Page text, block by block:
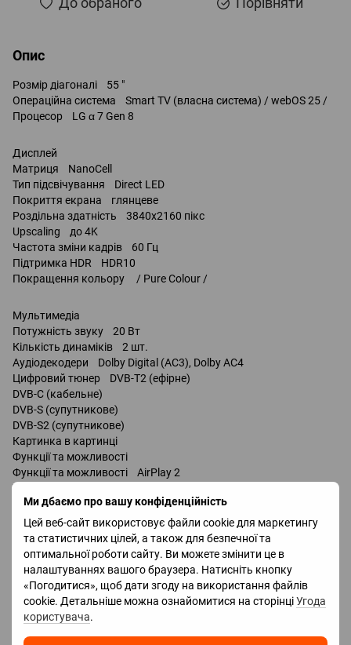
Ми дбаємо про вашу конфіденційність
Цей веб-сайт використовує файли cookie для маркетингу
та статистичних цілей, а також для безпечної та
оптимальної роботи сайту. Ви можете змінити це в
налаштуваннях вашого браузера. Натисніть кнопку
«Погодитися», щоб дати згоду на використання файлів
cookie. Детальніше можна ознайомитися на сторінціУгода
користувача.
Опис
Розмір діагоналі 55 "
Операційна система Smart TV (власна система) / webOS 25 /
Процесор LG α 7 Gen 8
Дисплей
Матриця NanoCell
Тип підсвічування Direct LED
Покриття екрана глянцеве
Роздільна здатність 3840x2160 пікс
Upscaling до 4K
Частота зміни кадрів 60 Гц
Підтримка HDR HDR10
Покращення кольору / Pure Colour /
Мультимедіа
Потужність звуку 20 Вт
Кількість динаміків 2 шт.
Аудіодекодери Dolby Digital (AC3), Dolby AC4
Цифровий тюнер DVB-T2 (ефірне)
DVB-C (кабельне)
DVB-S (супутникове)
DVB-S2 (супутникове)
Картинка в картинці
Функції та можливості
Функції та можливості AirPlay 2
Wi-Fi 5 (802.11ac)
Chromecast
Bluetooth v 5.1
керування голосом
Google Assistant
Роз'єми
HDMI 3 шт.
Технології HDMI eARC, CEC, ALLM, VRR
Входи USB 2 шт / v2.0 /